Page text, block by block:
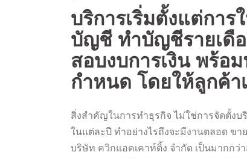
บริการเริ่มตั้งแต่การ
บัญชี ทำบัญชีรายเดือ
สอบงบการเงิน พร้อ
กำหนด โดยให้ลูกค้
สิ่งสำคัญในการทำธุรกิจ ไม่ใช่การจัดตั้ง
ในแต่ละปี ทำอย่างไรถึงจะมีงานตลอด ข
บริษัท ควิกแอคเคาท์ติ้ง จำกัด เป็นมากกว่